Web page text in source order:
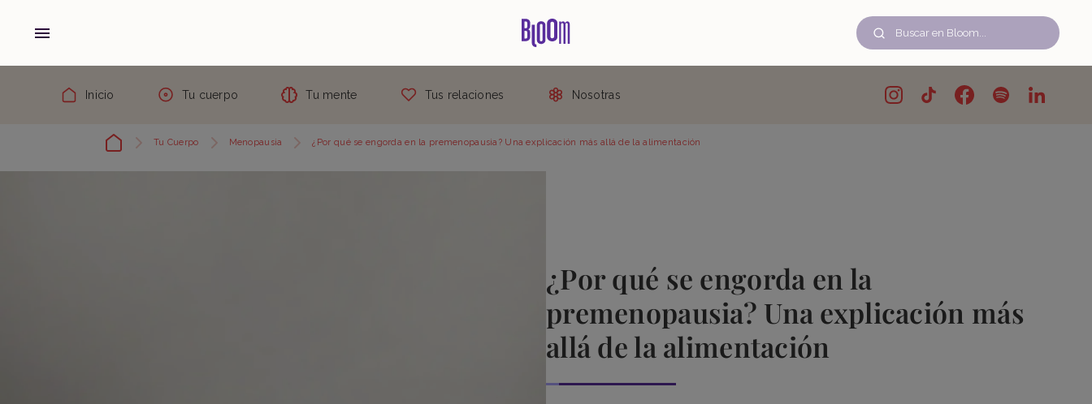
Inicio Tu cuerpo Tu mente Tus relaciones Nosotras
Tu Cuerpo Menopausia ¿Por qué se engorda en la premenopausia? Una explicación más allá de la alimentación
¿Por qué se engorda en la
premenopausia? Una explicación más
allá de la alimentación